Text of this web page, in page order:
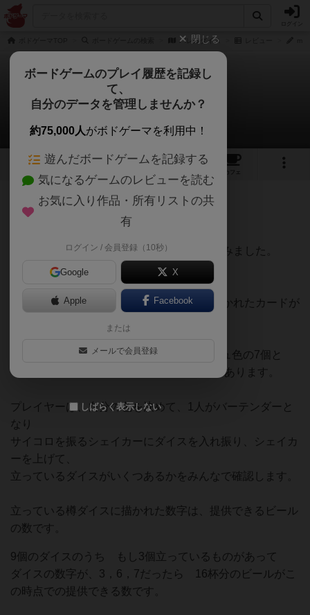
バレルダイス
バレルダイス
madameyunさんのレビュー
1 1
カフェ
345名 0名 0 2年以上前
3人からのゲームですが、2人でプレイしてみました。
3人〜8人で遊べるゲームで、
樽形のサイコロ と 0〜7までの数字の描かれたカードが
樽形のサイコロは、数字の描かれたベージュ色の7個と
×2と○にスラッシュの描かれた茶色の2個があります。
プレイヤーは、自分の色を決めて、1人がバーテンダーと
なり
サイコロを振るシェイカーにダイスを入れ振り、シェイカ
ーを上げて、
立っているダイスがいくつあるかをみんなで確認します。
立っている樽ダイスに描かれた数字は、提供できるビール
の数です。
9個のダイスのうち もし3個立っているものがあって
ダイスの数字が、3，6，7だったら 16杯分のビールがこ
の時点での提供できる数です。
閉じる
ボードゲームのプレイ履歴を記録し
て、
自分のデータを管理しませんか？
約75,000人がボドゲーマを利用中！
遊んだボードゲームを記録する
気になるゲームのレビューを読む
お気に入り作品・所有リストの共
有
ログイン / 会員登録（10秒）
Google X
Apple Facebook
または
メールで会員登録
しばらく表示しない